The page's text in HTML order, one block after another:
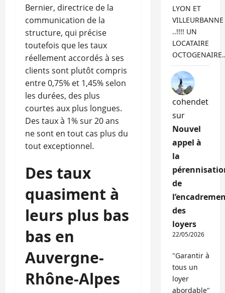
Bernier, directrice de la
communication de la
structure, qui précise
toutefois que les taux
réellement accordés à ses
clients sont plutôt compris
entre 0,75% et 1,45% selon
les durées, des plus
courtes aux plus longues.
Des taux à 1% sur 20 ans
ne sont en tout cas plus du
tout exceptionnel.
Des taux
quasiment à
leurs plus bas
bas en
Auvergne-
Rhône-Alpes
LYON ET
VILLEURBANNE
..!!!! UN
LOCATAIRE
cohendet
sur
Nouvel
appel à
la
de
des
loyers
22/05/2026
"Garantir à
tous un
loyer
abordable"